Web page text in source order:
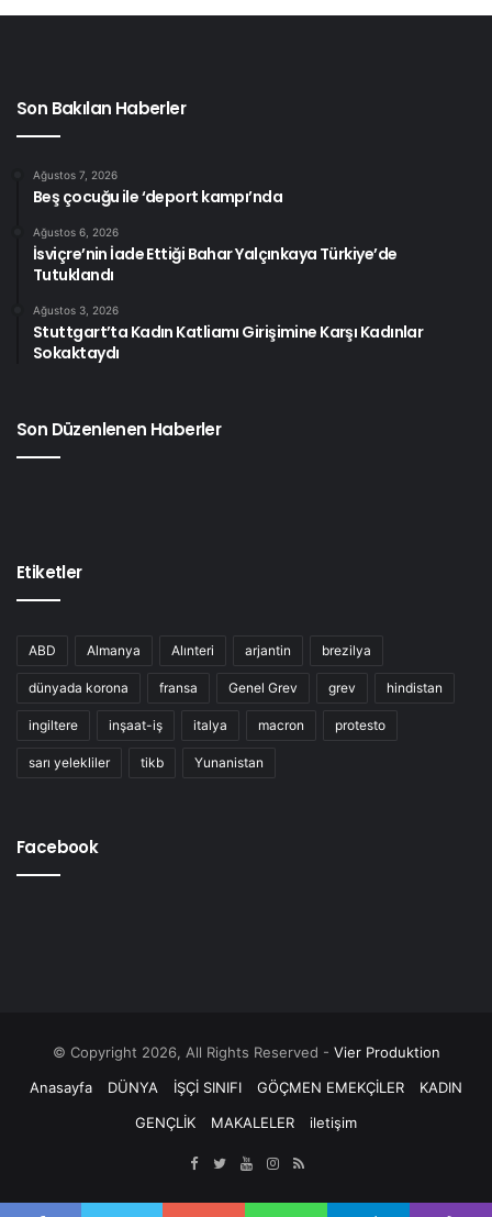
Son Bakılan Haberler
Ağustos 7, 2026
Beş çocuğu ile ‘deport kampı’nda
Ağustos 6, 2026
İsviçre’nin İade Ettiği Bahar Yalçınkaya Türkiye’de
Tutuklandı
Ağustos 3, 2026
Stuttgart’ta Kadın Katliamı Girişimine Karşı Kadınlar
Sokaktaydı
Son Düzenlenen Haberler
Etiketler
ABD Almanya Alınteri arjantin brezilya
dünyada korona fransa Genel Grev grev hindistan
ingiltere inşaat-iş italya macron protesto
sarı yelekliler tikb Yunanistan
Facebook
© Copyright 2026, All Rights Reserved - Vier Produktion
Anasayfa
DÜNYA İŞÇİ SINIFI GÖÇMEN EMEKÇİLER
KADIN
GENÇLİK
MAKALELER iletişim